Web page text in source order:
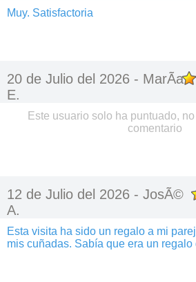
Muy. Satisfactoria
20 de Julio del 2026 - MarÃ­a
E.
Este usuario solo ha puntuado,
comentario
12 de Julio del 2026 - JosÃ©
A.
Esta visita ha sido un regalo a mi
mis cuñadas. Sabía que era un regalo